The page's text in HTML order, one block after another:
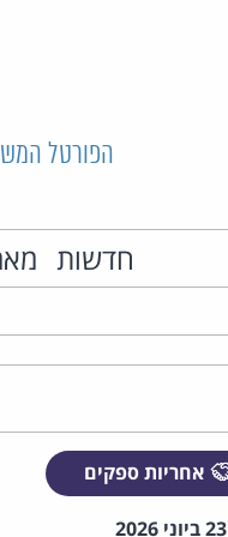
הפורטל
חדשות
אחריות ספקים
23 ביוני 2026